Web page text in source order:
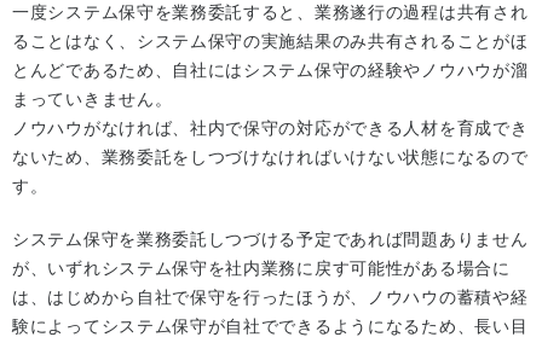
一度システム保守を業務委託すると、業務遂行の過程は共有され
ることはなく、システム保守の実施結果のみ共有されることがほ
とんどであるため、自社にはシステム保守の経験やノウハウが溜
まっていきません。
ノウハウがなければ、社内で保守の対応ができる人材を育成でき
ないため、業務委託をしつづけなければいけない状態になるので
す。
システム保守を業務委託しつづける予定であれば問題ありません
が、いずれシステム保守を社内業務に戻す可能性がある場合に
は、はじめから自社で保守を行ったほうが、ノウハウの蓄積や経
験によってシステム保守が自社でできるようになるため、長い目